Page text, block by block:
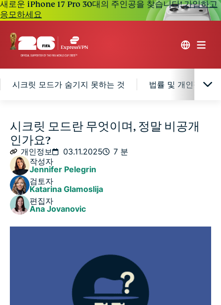
새로운 iPhone 17 Pro 30대의 주인공을 찾습니다!가입하고
응모하세요
시크릿 모드가 숨기지 못하는 것 법률 및 개인정보
시크릿 모드는 어떻게 작동하나요?
주요 브라우저에서 시크릿 모드를 사용하는 방법
시크릿 모드가 숨기지 못하는 것
법률 및 개인정보 보호 관련 문제: Google 2020 소송
시크릿 모드란 무엇이며, 정말 비공개
인가요?
개인정보 03.11.2025
7 분
작성자
Jennifer Pelegrin
검토자
Katarina Glamoslija
편집자
Ana Jovanovic